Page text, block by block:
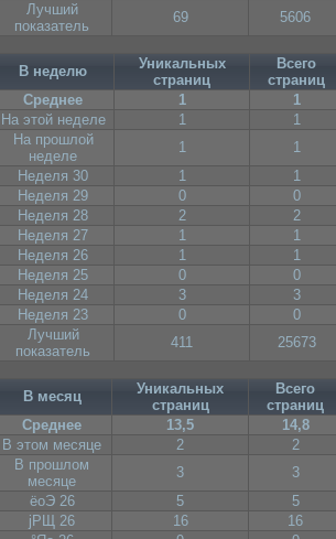
Лучший
показатель
69 5606
В неделю
Уникальных
страниц
Всего
страниц
Среднее
1
1
На этой неделе
1
1
На прошлой
неделе
1
1
Неделя 30
1
1
Неделя 29
0
0
Неделя 28
2
2
Неделя 27
1
1
Неделя 26
1
1
Неделя 25
0
0
Неделя 24
3
3
Неделя 23
0
0
Лучший
показатель
411 25673
В месяц
Уникальных
страниц
Всего
страниц
Среднее
13,5
14,8
В этом месяце
2
2
В прошлом
месяце
3
3
ёоЭ 26
5
5
јРЩ 26
16
16